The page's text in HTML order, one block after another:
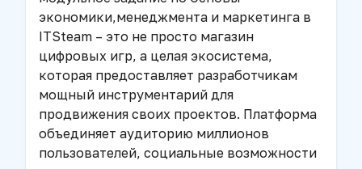
экономики,менеджмента и маркетинга в
ITSteam – это не просто магазин
цифровых игр, а целая экосистема,
которая предоставляет разработчикам
мощный инструментарий для
продвижения своих проектов. Платформа
объединяет аудиторию миллионов
пользователей, социальные возможности